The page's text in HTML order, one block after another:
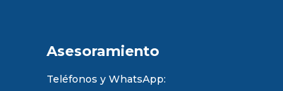
Asesoramiento
Teléfonos y WhatsApp: